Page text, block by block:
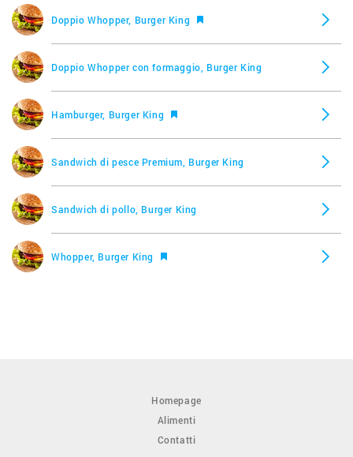
Doppio Whopper, Burger King
Doppio Whopper con formaggio, Burger King
Hamburger, Burger King
Sandwich di pesce Premium, Burger King
Sandwich di pollo, Burger King
Whopper, Burger King
Homepage
Alimenti
Contatti